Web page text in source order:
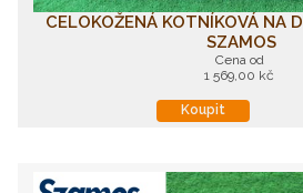
CELOKOŽENÁ KOTNÍKOVÁ NA
SZAMOS
Cena od
1 569,00 kč
Koupit